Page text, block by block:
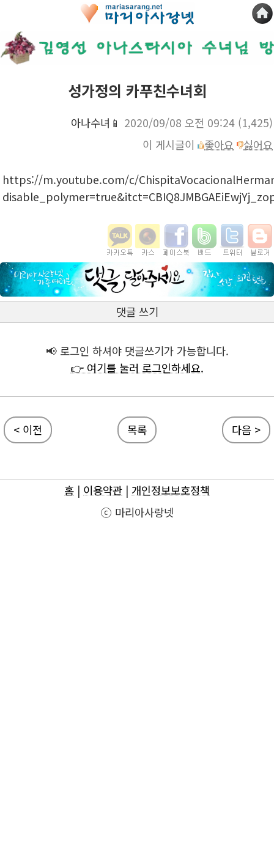
성가정의 카푸친수녀회
아나수녀📱 2020/09/08 오전 09:24 (1,425)
이 게시글이
좋아요 싫어요
https://m.youtube.com/c/
댓글 쓰기
📢 로그인 하셔야 댓글쓰기가 가능합니다.
👉 여기를 눌러 로그인하세요.
< 이전 목록 다음 >
홈 | 이용약관 | 개인정보보호정책
ⓒ 마리아사랑넷